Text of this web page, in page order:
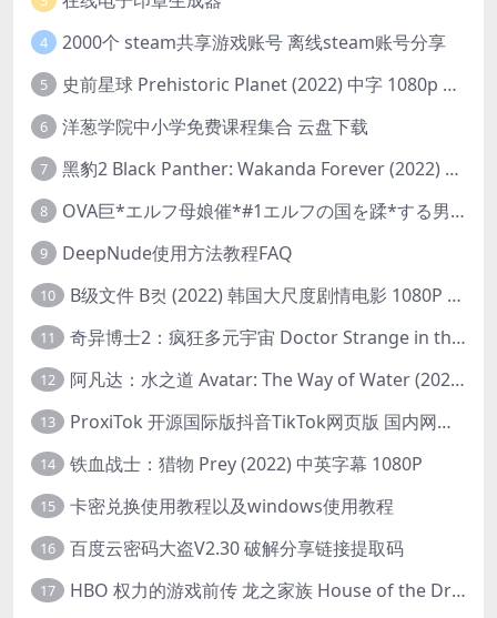
4 2000个 steam共享游戏账号 离线steam账号分享
5 史前星球 Prehistoric Planet (2022) 中字 1080p 高清 阿里云盘 2022.5.27已更新全集
6 洋葱学院中小学免费课程集合 云盘下载
7 黑豹2 Black Panther: Wakanda Forever (2022) 高清版
8 OVA巨*エルフ母娘催*#1エルフの国を蹂*する男。汚された女王と姫
9 DeepNude使用方法教程FAQ
10 B级文件 B컷 (2022) 韩国大尺度剧情电影 1080P 中字
11 奇异博士2：疯狂多元宇宙 Doctor Strange in the Multiverse of Madness (2022) 高清版1080p
12 阿凡达：水之道 Avatar: The Way of Water (2022) 1080p 2k 4k 中文字幕
13 ProxiTok 开源国际版抖音TikTok网页版 国内网络直连
14 铁血战士：猎物 Prey (2022) 中英字幕 1080P
15 卡密兑换使用教程以及windows使用教程
16 百度云密码大盗V2.30 破解分享链接提取码
17 HBO 权力的游戏前传 龙之家族 House of the Dragon (2022) 中字 1080P 更新4集